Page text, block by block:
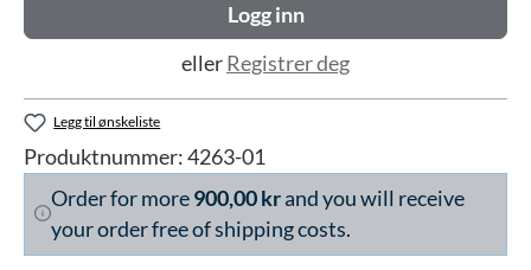
Logg inn
ellerRegistrer deg
Legg til ønskeliste
Produktnummer:4263-01
Order for more900,00 krand you will receive
your order free of shipping costs.